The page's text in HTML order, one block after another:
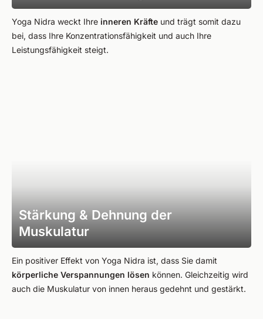
Yoga Nidra weckt Ihre inneren Kräfte und trägt somit dazu
bei, dass Ihre Konzentrationsfähigkeit und auch Ihre
Leistungsfähigkeit steigt.
Stärkung & Dehnung der
Muskulatur
Ein positiver Effekt von Yoga Nidra ist, dass Sie damit
körperliche Verspannungen lösen können. Gleichzeitig wird
auch die Muskulatur von innen heraus gedehnt und gestärkt.